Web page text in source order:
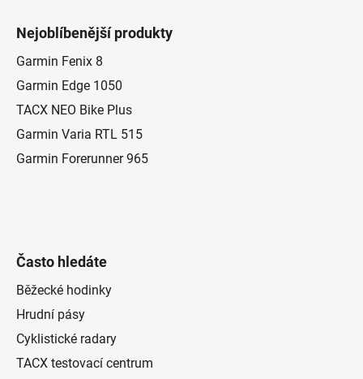
Nejoblíbenější produkty
Garmin Fenix 8
Garmin Edge 1050
TACX NEO Bike Plus
Garmin Varia RTL 515
Garmin Forerunner 965
Často hledáte
Běžecké hodinky
Hrudní pásy
Cyklistické radary
TACX testovací centrum